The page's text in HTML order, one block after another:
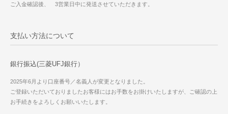
ご入金確認後、 3営業日中に発送させていただきます。
支払い方法について
銀行振込(三菱UFJ銀行）
2025年6月より口座番号／名義人が変更となりました。
ご登録いただいておりましたお客様にはお手数をお掛けいたしますが、ご確認の上
お手続きをよろしくお願いいたします。